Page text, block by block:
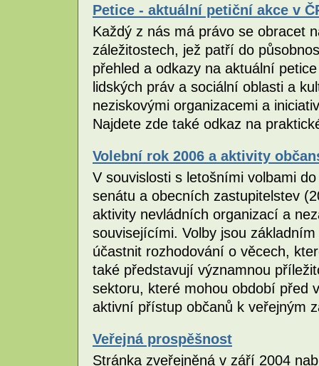
Petice - aktuální petiční akce v
Každý z nás má právo se obracet
záležitostech, jež patří do
přehled a odkazy na aktuální
lidských práv a sociální oblasti a
neziskovými organizacemi a
Najdete zde také odkaz na
Volební rok 2006 a aktivity
V souvislosti s letošními volbami
senátu a obecních zastupitelstev
aktivity nevládních organizací a
souvisejícími. Volby jsou
účastnit rozhodování o věcech,
také představují významnou
sektoru, které mohou období před
aktivní přístup občanů k veřejným
Veřejná prospěšnost
Stránka zveřejněná v září 2004